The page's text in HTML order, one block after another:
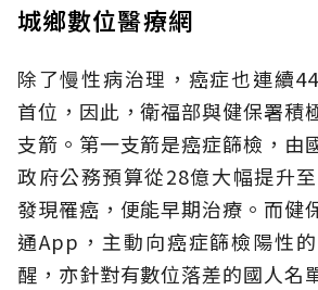
城鄉數位醫療網
除了慢性病治理，癌症也連續
首位，因此，衛福部與健保署積
支箭。第一支箭是癌症篩檢，由
政府公務預算從28億大幅提升
發現罹癌，便能早期治療。而健
通App，主動向癌症篩檢陽性
醒，亦針對有數位落差的國人名